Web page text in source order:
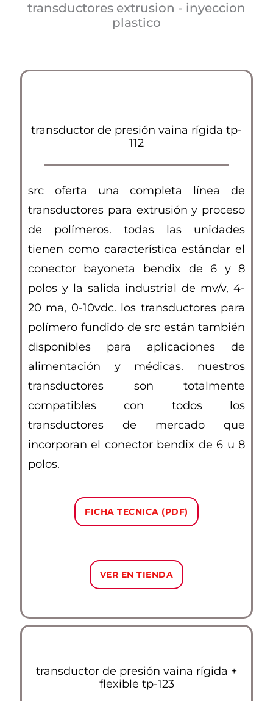
transductores extrusion - inyeccion
plastico
transductor de presión vaina rígida tp-
112
src oferta una completa línea de
transductores para extrusión y proceso
de polímeros. todas las unidades
tienen como característica estándar el
conector bayoneta bendix de 6 y 8
polos y la salida industrial de mv/v, 4-
20 ma, 0-10vdc. los transductores para
polímero fundido de src están también
disponibles para aplicaciones de
alimentación y médicas. nuestros
transductores son totalmente
compatibles con todos los
transductores de mercado que
incorporan el conector bendix de 6 u 8
polos.
FICHA TECNICA (PDF)
VER EN TIENDA
transductor de presión vaina rígida +
flexible tp-123